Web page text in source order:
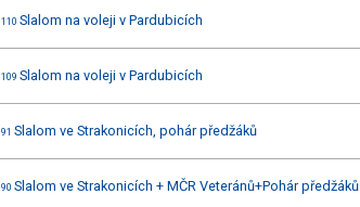
110 Slalom na voleji v Pardubicích
109 Slalom na voleji v Pardubicích
91 Slalom ve Strakonicích, pohár předžáků
90 Slalom ve Strakonicích + MČR Veteránů+Pohár předžáků